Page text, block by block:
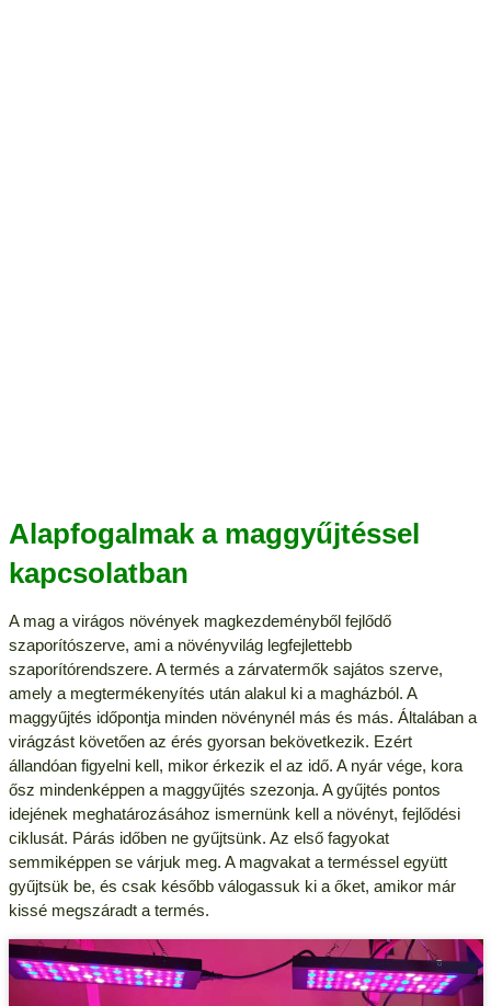
Alapfogalmak a maggyűjtéssel
kapcsolatban
A mag a virágos növények magkezdeményből fejlődő
szaporítószerve, ami a növényvilág legfejlettebb
szaporítórendszere. A termés a zárvatermők sajátos szerve,
amely a megtermékenyítés után alakul ki a magházból. A
maggyűjtés időpontja minden növénynél más és más. Általában a
virágzást követően az érés gyorsan bekövetkezik. Ezért
állandóan figyelni kell, mikor érkezik el az idő. A nyár vége, kora
ősz mindenképpen a maggyűjtés szezonja. A gyűjtés pontos
idejének meghatározásához ismernünk kell a növényt, fejlődési
ciklusát. Párás időben ne gyűjtsünk. Az első fagyokat
semmiképpen se várjuk meg. A magvakat a terméssel együtt
gyűjtsük be, és csak később válogassuk ki a őket, amikor már
kissé megszáradt a termés.